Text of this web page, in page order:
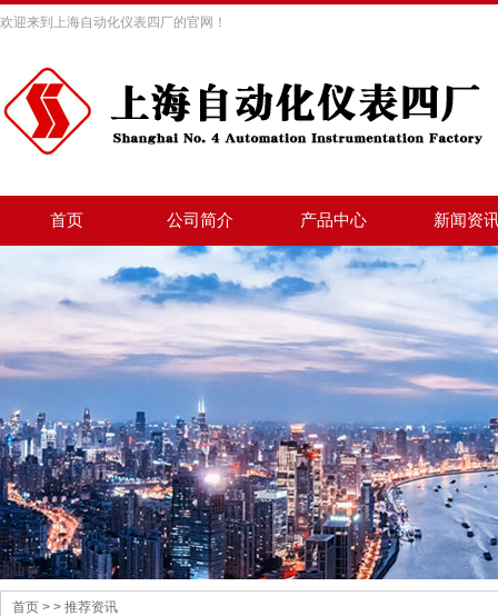
欢迎来到上海自动化仪表四厂的官网！
首页 公司简介 产品中心 新闻资
首页 > > 推荐资讯